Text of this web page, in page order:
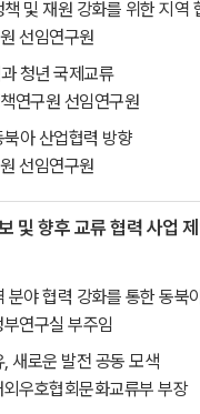
및 재원 강화를 위한 지역
선임연구원
청년 국제교류
연구원 선임연구원
아 산업협력 방향
선임연구원
및 향후 교류 협력 사업 제
분야 협력 강화를 통한 동
연구실 부주임
새로운 발전 공동 모색
우호협회문화교류부 부장